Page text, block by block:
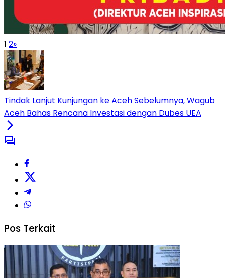
1 2»
Tindak Lanjut Kunjungan ke Aceh Sebelumnya, Wagub
Aceh Bahas Rencana Investasi dengan Dubes UEA
Pos Terkait